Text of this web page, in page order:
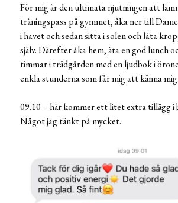
För mig är den ultimata njutningen att
träningspass på gymmet, åka ner till
i havet och sedan sitta i solen och låta
själv. Därefter åka hem, äta en god lunch
timmar i trädgården med en ljudbok i
enkla stunderna som får mig att känna
09.10 – här kommer ett litet extra tillägg i
Något jag tänkt på mycket.